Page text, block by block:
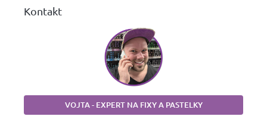
Kontakt
VOJTA - EXPERT NA FIXY A PASTELKY